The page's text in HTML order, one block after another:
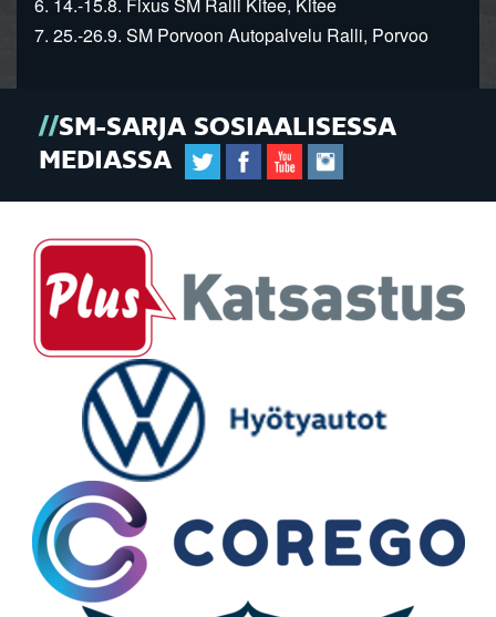
6. 14.-15.8. Fixus SM Ralli Kitee, Kitee
7. 25.-26.9. SM Porvoon Autopalvelu Ralli, Porvoo
SM-SARJA SOSIAALISESSA
MEDIASSA